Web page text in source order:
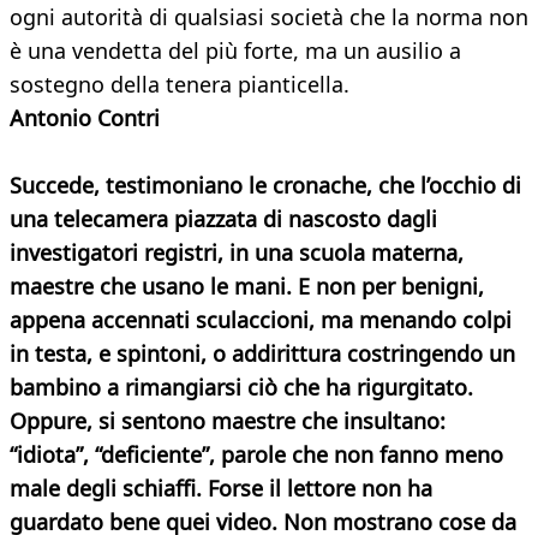
ogni autorità di qualsiasi società che la norma non
è una vendetta del più forte, ma un ausilio a
sostegno della tenera pianticella.
Antonio Contri
Succede, testimoniano le cronache, che l’occhio di
una telecamera piazzata di nascosto dagli
investigatori registri, in una scuola materna,
maestre che usano le mani. E non per benigni,
appena accennati sculaccioni, ma menando colpi
in testa, e spintoni, o addirittura costringendo un
bambino a rimangiarsi ciò che ha rigurgitato.
Oppure, si sentono maestre che insultano:
“idiota”, “deficiente”, parole che non fanno meno
male degli schiaffi. Forse il lettore non ha
guardato bene quei video. Non mostrano cose da